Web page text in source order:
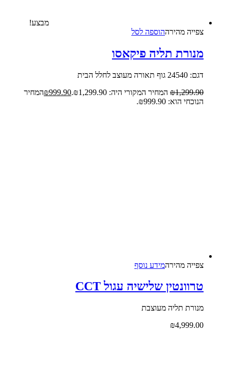
מבצע!
צפייה‬ ‫מהירה‬הוספה לסל
מנורת תליה פיקאסו
דגם: 24540 גוף תאורה מעוצב לחלל הבית
₪1,299.90 המחיר המקורי היה: ₪1,299.90. ₪999.90
המחיר
הנוכחי הוא: ₪999.90.
צפייה‬ ‫מהירה‬מידע נוסף
טרוונטין שלישיה עגול CCT
מנורת תליה מעוצבת
₪4,999.00